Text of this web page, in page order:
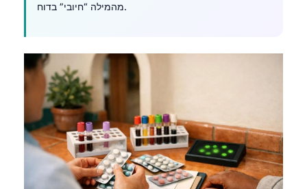
מהמילה “חיובי” בדוח.